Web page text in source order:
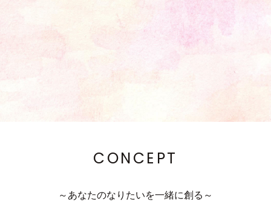
CONCEPT
～あなたのなりたいを一緒に創る～